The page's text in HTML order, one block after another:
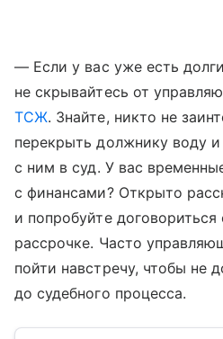
— Если у вас уже есть
не скрывайтесь от
ТСЖ. Знайте, никто не
перекрыть должнику воду
с ним в суд. У вас
с финансами? Открыто
и попробуйте
рассрочке. Часто
пойти навстречу, чтобы не
до судебного процесса.